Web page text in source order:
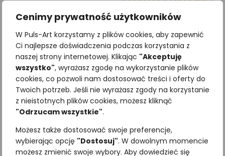
Cenimy prywatność użytkowników
W Puls-Art korzystamy z plików cookies, aby zapewnić
Ci najlepsze doświadczenia podczas korzystania z
naszej strony internetowej. Klikając "Akceptuję
wszystko", wyrażasz zgodę na wykorzystanie plików
cookies, co pozwoli nam dostosować treści i oferty do
Twoich potrzeb. Jeśli nie wyrażasz zgody na korzystanie
z nieistotnych plików cookies, możesz kliknąć
"Odrzucam wszystkie".
Możesz także dostosować swoje preferencje,
wybierając opcję "Dostosuj". W dowolnym momencie
możesz zmienić swoje wybory. Aby dowiedzieć się
12,30zł
Dodaj do koszyka
12,30zł z VAT
Dodaj do koszyka